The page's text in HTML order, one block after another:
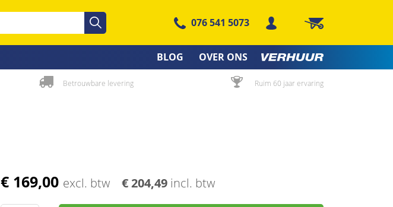
Zoeken
076 541 5073 Winkelwagen
BLOG OVER ONS
Betrouwbare levering Ruim 60 jaar ervaring
€ 169,00 excl. btw € 204,49 incl. btw